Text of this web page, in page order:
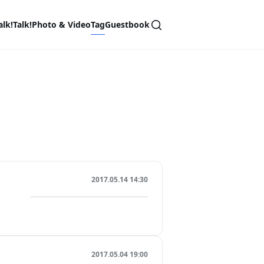
Photo & VideoTagGuestbook
2017.05.14 14:30
2017.05.04 19:00